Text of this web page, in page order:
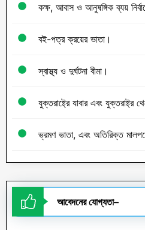
কক্ষ, আবাস ও আনুষঙ্গিক ব্যয়
বই-পত্র ক্রয়ের ভাতা।
স্বাস্থ্য ও দুর্ঘটনা বীমা।
যুক্তরাষ্ট্রে যাবার এবং যুক্তরাষ্ট্র
ভ্রমণ ভাতা, এবং অতিরিক্ত
আবেদনের যোগ্যতা–